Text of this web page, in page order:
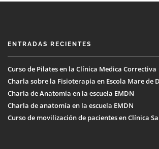
ENTRADAS RECIENTES
Curso de Pilates en la Clínica Medica Correctiva
Charla sobre la Fisioterapia en Escola Mare de
Charla de Anatomía en la escuela EMDN
Charla de anatomía en la escuela EMDN
Curso de movilización de pacientes en Clínica